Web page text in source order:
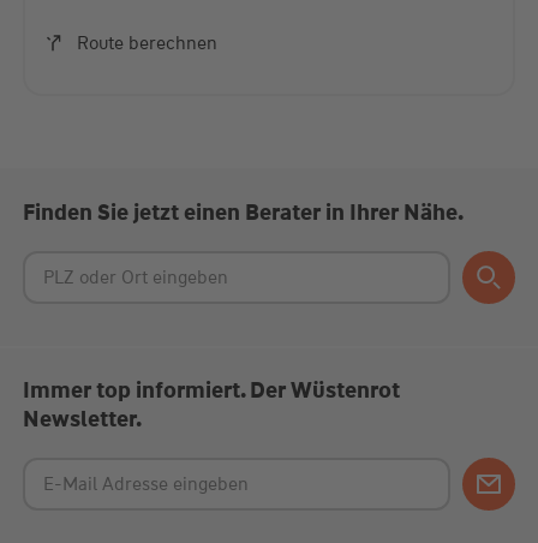
Route berechnen
Finden Sie jetzt einen Berater in Ihrer Nähe.
Immer top informiert. Der Wüstenrot
Newsletter.